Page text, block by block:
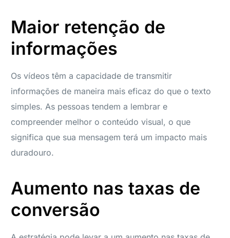
Maior retenção de
informações
Os vídeos têm a capacidade de transmitir
informações de maneira mais eficaz do que o texto
simples. As pessoas tendem a lembrar e
compreender melhor o conteúdo visual, o que
significa que sua mensagem terá um impacto mais
duradouro.
Aumento nas taxas de
conversão